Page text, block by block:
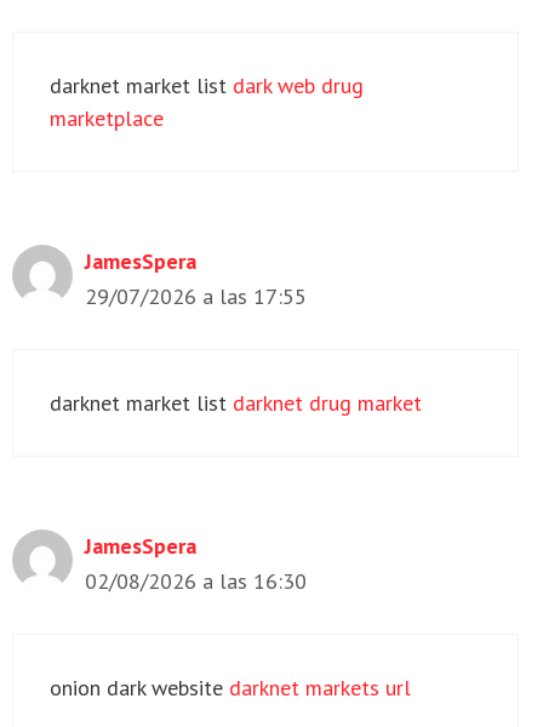
darknet market list dark web drug
marketplace
JamesSpera
29/07/2026 a las 17:55
darknet market list darknet drug market
JamesSpera
02/08/2026 a las 16:30
onion dark website darknet markets url